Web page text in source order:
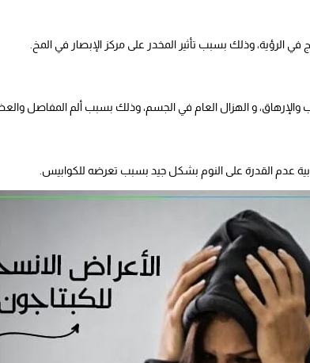
الرؤية، وذلك بسبب تأثير المخدر على مركز الإبصار في المخ.
والإرهاق، و الهزال العام في الجسم، وذلك بسبب ألم المفاصل
عدم القدرة على النوم بشكل جيد بسبب تعرضه للكوابيس.